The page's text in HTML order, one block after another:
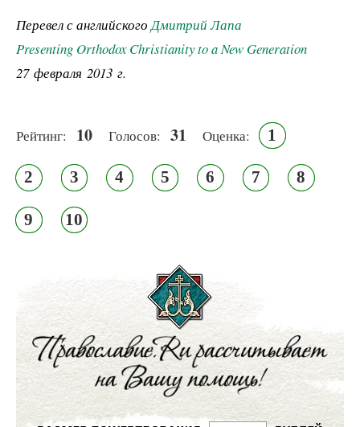
Перевел с английского Дмитрий Лапа
Presenting Orthodox Christianity to a New Generation
27 февраля 2013 г.
Рейтинг: 10 Голосов: 31 Оценка: 1
2 3 4 5 6 7 8
9 10